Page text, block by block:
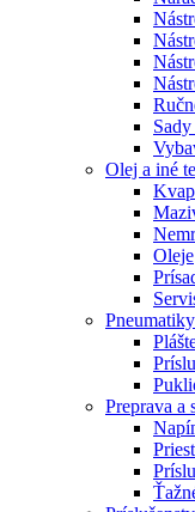
Olej a iné
Oleje
Preprava a